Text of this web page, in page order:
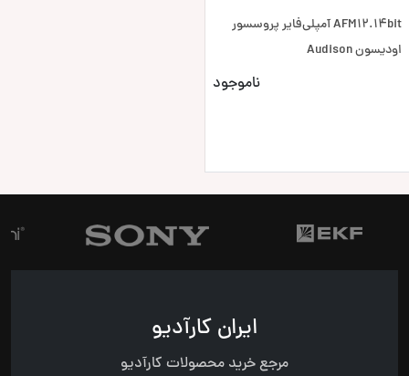
AFM12.14bit آمپلی‌فایر پروسسور
اودیسون Audison
ناموجود
ایران کارآدیو
مرجع خرید محصولات کارآدیو